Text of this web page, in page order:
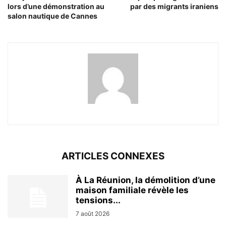
lors d’une démonstration au
salon nautique de Cannes
par des migrants iraniens
ARTICLES CONNEXES
À La Réunion, la démolition d’une
maison familiale révèle les
tensions...
7 août 2026